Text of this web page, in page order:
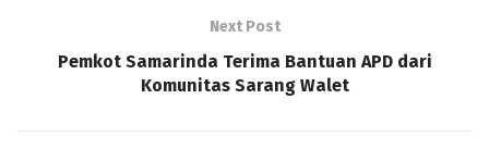
Next Post
Pemkot Samarinda Terima Bantuan APD dari
Komunitas Sarang Walet